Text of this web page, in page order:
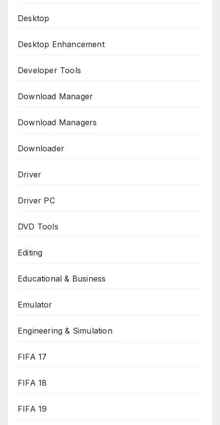
Desktop
Desktop Enhancement
Developer Tools
Download Manager
Download Managers
Downloader
Driver
Driver PC
DVD Tools
Editing
Educational & Business
Emulator
Engineering & Simulation
FIFA 17
FIFA 18
FIFA 19